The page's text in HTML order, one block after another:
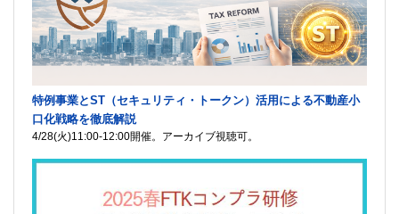
特例事業とST（セキュリティ・トークン）活用による不動産小
口化戦略を徹底解説
4/28(火)11:00-12:00開催。アーカイブ視聴可。